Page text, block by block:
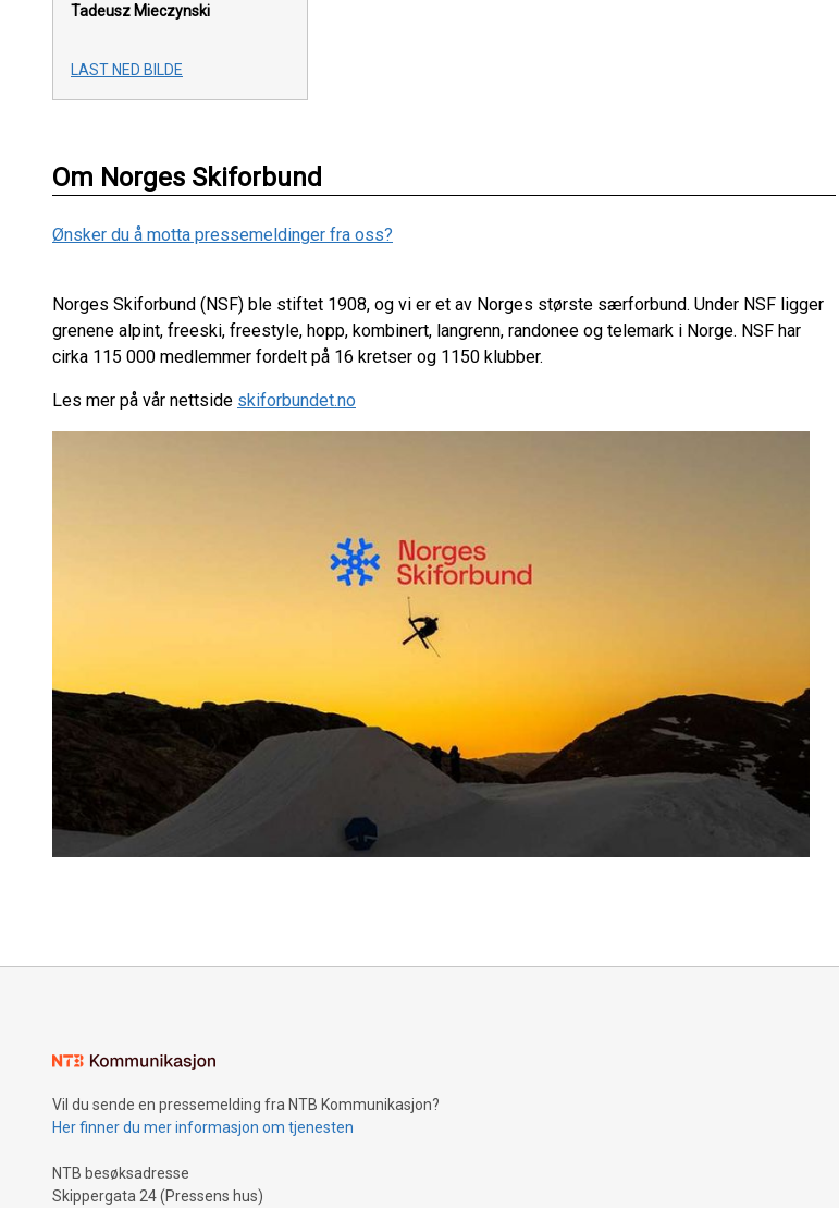
Tadeusz Mieczynski
LAST NED BILDE
Om Norges Skiforbund
Ønsker du å motta pressemeldinger fra oss?
Norges Skiforbund (NSF) ble stiftet 1908, og vi er et av Norges største særforbund. Under NSF ligger
grenene alpint, freeski, freestyle, hopp, kombinert, langrenn, randonee og telemark i Norge. NSF har
cirka 115 000 medlemmer fordelt på 16 kretser og 1150 klubber.
Les mer på vår nettside skiforbundet.no
Vil du sende en pressemelding fra NTB Kommunikasjon?
Her finner du mer informasjon om tjenesten
NTB besøksadresse
Skippergata 24 (Pressens hus)